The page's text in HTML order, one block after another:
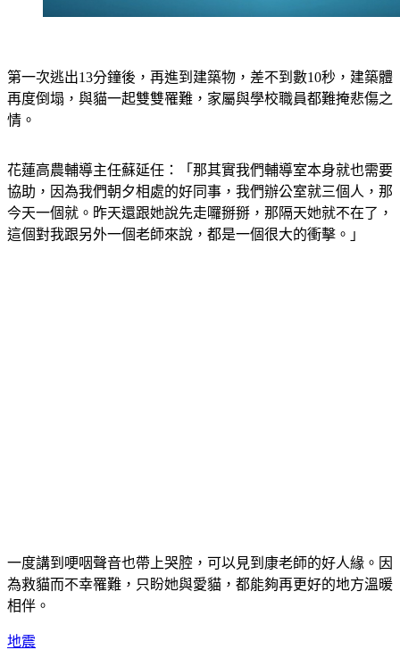
第一次逃出13分鐘後，再進到建築物，差不到數10秒，建築體
再度倒塌，與貓一起雙雙罹難，家屬與學校職員都難掩悲傷之
情。
花蓮高農輔導主任蘇延任：「那其實我們輔導室本身就也需要
協助，因為我們朝夕相處的好同事，我們辦公室就三個人，那
今天一個就。昨天還跟她說先走囉掰掰，那隔天她就不在了，
這個對我跟另外一個老師來說，都是一個很大的衝擊。」
一度講到哽咽聲音也帶上哭腔，可以見到康老師的好人緣。因
為救貓而不幸罹難，只盼她與愛貓，都能夠再更好的地方溫暖
相伴。
地震